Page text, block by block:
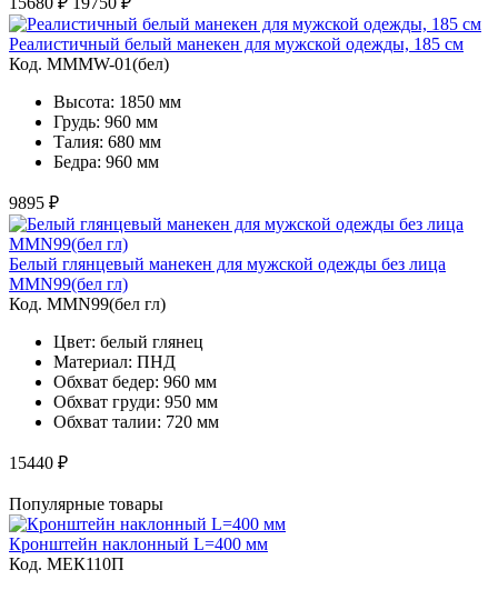
Реалистичный белый манекен для мужской одежды, 185 см
Код. MMMW-01(бел)
Высота: 1850 мм
Грудь: 960 мм
Талия: 680 мм
Бедра: 960 мм
9895 ₽
Белый глянцевый манекен для мужской одежды без лица
MMN99(бел гл)
Код. MMN99(бел гл)
Цвет: белый глянец
Материал: ПНД
Обхват бедер: 960 мм
Обхват груди: 950 мм
Обхват талии: 720 мм
15440 ₽
Популярные товары
Кронштейн наклонный L=400 мм
Код. MЕК110П